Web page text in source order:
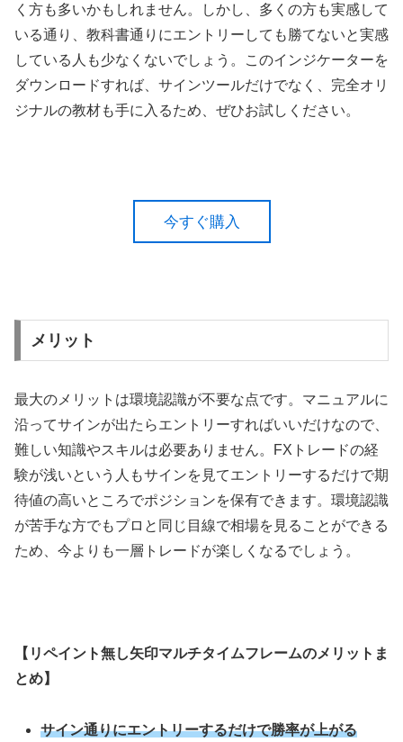
く方も多いかもしれません。しかし、多くの方も実感して
いる通り、教科書通りにエントリーしても勝てないと実感
している人も少なくないでしょう。このインジケーターを
ダウンロードすれば、サインツールだけでなく、完全オリ
ジナルの教材も手に入るため、ぜひお試しください。
今すぐ購入
メリット
最大のメリットは環境認識が不要な点です。マニュアルに
沿ってサインが出たらエントリーすればいいだけなので、
難しい知識やスキルは必要ありません。FXトレードの経
験が浅いという人もサインを見てエントリーするだけで期
待値の高いところでポジションを保有できます。環境認識
が苦手な方でもプロと同じ目線で相場を見ることができる
ため、今よりも一層トレードが楽しくなるでしょう。
【リペイント無し矢印マルチタイムフレームのメリットま
とめ】
サイン通りにエントリーするだけで勝率が上がる